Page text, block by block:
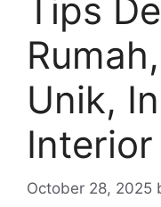
Tips
Unik,
Interior
October 28, 2025